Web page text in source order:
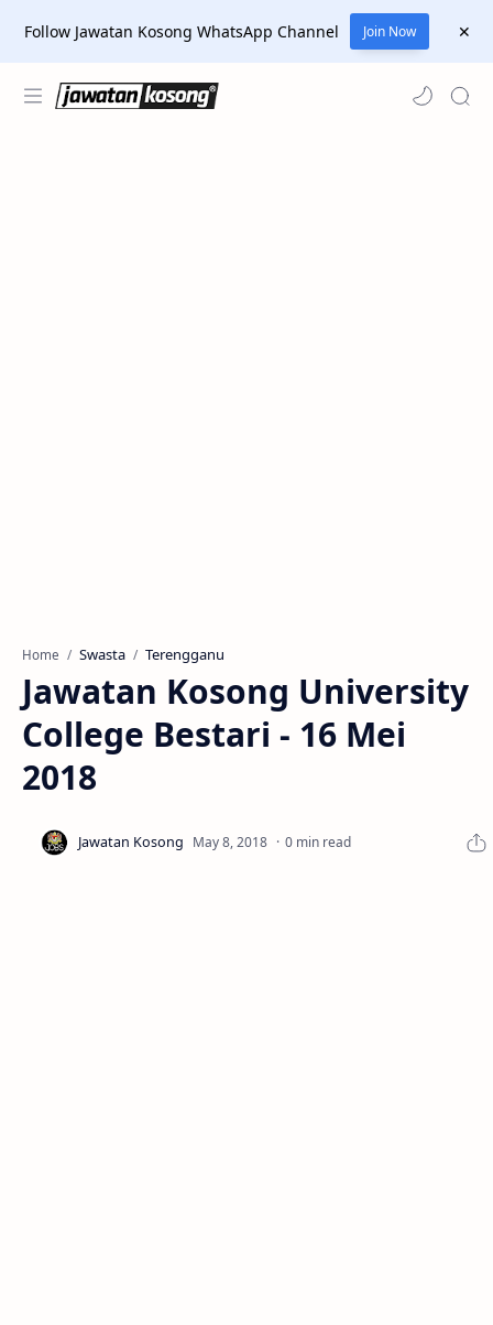
Follow Jawatan Kosong WhatsApp Channel Join Now
Home Swasta Terengganu
Jawatan Kosong University
College Bestari - 16 Mei
2018
0 min read